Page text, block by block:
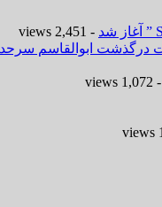
- 2,451 views
درگذشت ابوالقاسم
- 1,072 views